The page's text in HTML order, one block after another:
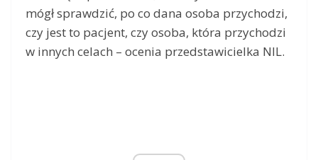
mógł sprawdzić, po co dana osoba przychodzi,
czy jest to pacjent, czy osoba, która przychodzi
w innych celach – ocenia przedstawicielka NIL.